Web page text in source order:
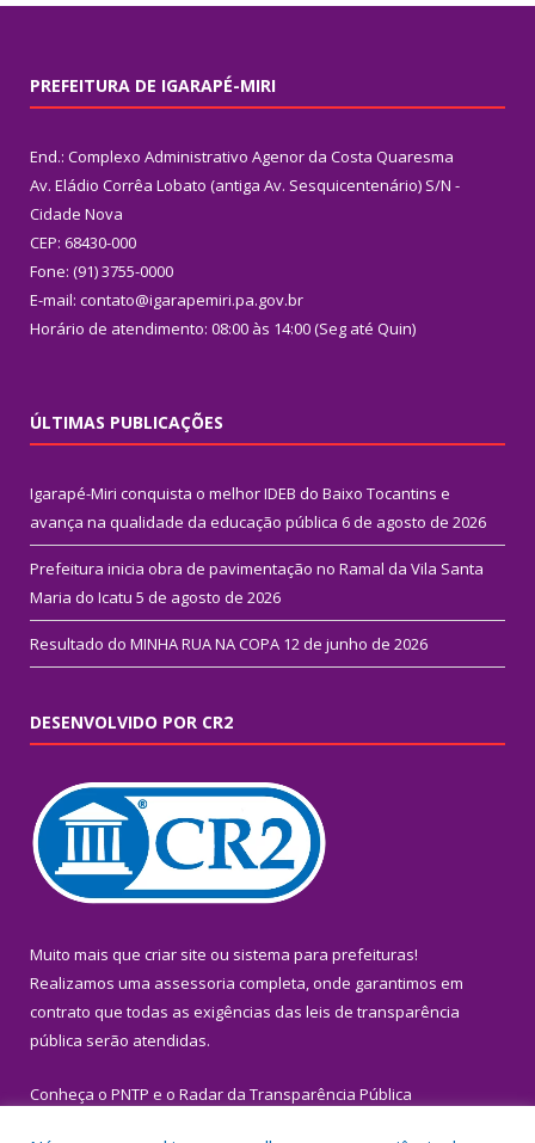
PREFEITURA DE IGARAPÉ-MIRI
End.: Complexo Administrativo Agenor da Costa Quaresma
Av. Eládio Corrêa Lobato (antiga Av. Sesquicentenário) S/N -
Cidade Nova
CEP: 68430-000
Fone: (91) 3755-0000
E-mail: contato@igarapemiri.pa.gov.br
Horário de atendimento: 08:00 às 14:00 (Seg até Quin)
ÚLTIMAS PUBLICAÇÕES
Igarapé-Miri conquista o melhor IDEB do Baixo Tocantins e
avança na qualidade da educação pública 6 de agosto de 2026
Prefeitura inicia obra de pavimentação no Ramal da Vila Santa
Maria do Icatu 5 de agosto de 2026
Resultado do MINHA RUA NA COPA 12 de junho de 2026
DESENVOLVIDO POR CR2
Muito mais que criar site ou sistema para prefeituras!
Realizamos uma assessoria completa, onde garantimos em
contrato que todas as exigências das leis de transparência
pública serão atendidas.
Conheça o PNTP e o Radar da Transparência Pública